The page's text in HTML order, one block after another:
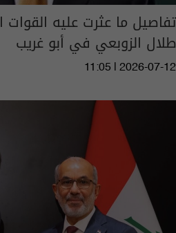
تفاصيل ما عثرت عليه القوات
طلال الزوبعي في أبو غريب
11:05 | 2026-07-12